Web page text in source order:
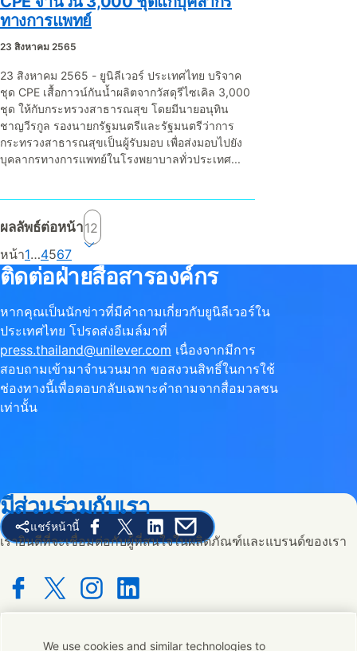
ทางการแพทย์
23 สิงหาคม 2565
23 สิงหาคม 2565 - ยูนิลีเวอร์ ประเทศไทย บริจาค
ชุด CPE เสื้อกาวน์กันน้ำผลิตจากวัสดุรีไซเคิล 3,000
ชุด ให้กับกระทรวงสาธารณสุข โดยมีนายอนุทิน
ชาญวีรกูล รองนายกรัฐมนตรีและรัฐมนตรีว่าการ
กระทรวงสาธารณสุขเป็นผู้รับมอบ เพื่อส่งมอบไปยัง
บุคลากรทางการแพทย์ในโรงพยาบาลทั่วประเทศ...
ผลลัพธ์ต่อหน้า
หน้า1…4Current page, page
567
ติดต่อฝ่ายสื่อสารองค์กร
หากคุณเป็นนักข่าวที่มีคำถามเกี่ยวกับยูนิลีเวอร์ใน
ประเทศไทย โปรดส่งอีเมล์มาที่
press.thailand@unilever.com เนื่องจากมีการ
สอบถามเข้ามาจำนวนมาก ขอสงวนสิทธิ์ในการใช้
ช่องทางนี้เพื่อตอบกลับเฉพาะคำถามจากสื่อมวลชน
เท่านั้น
แชร์หน้านี้
Share this page on Facebook
Share this page on X
Share this page on Linked In
Share this page on E-mail
มีส่วนร่วมกับเรา
เรายินดีที่จะเชื่อมต่อกับผู้ที่สนใจในผลิตภัณฑ์และแบรนด์ของเรา
We use cookies and similar technologies to